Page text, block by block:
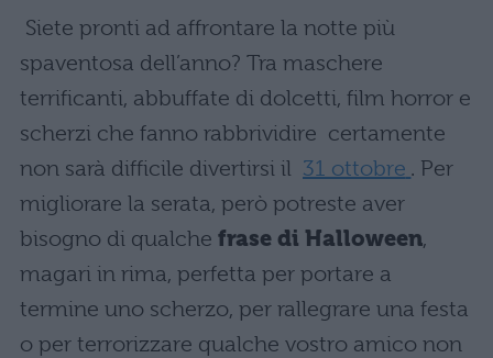
Siete pronti ad affrontare la notte più
spaventosa dell’anno? Tra maschere
terrificanti, abbuffate di dolcetti, film horror e
scherzi che fanno rabbrividire certamente
non sarà difficile divertirsi il 31 ottobre . Per
migliorare la serata, però potreste aver
bisogno di qualche frase di Halloween,
magari in rima, perfetta per portare a
termine uno scherzo, per rallegrare una festa
o per terrorizzare qualche vostro amico non